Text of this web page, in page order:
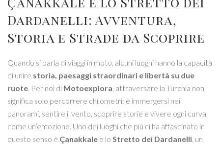
Dardanelli: Avventura,
Storia e Strade da Scoprire
Quando si parla di viaggi in moto, alcuni luoghi hanno la capacità
di unire storia, paesaggi straordinari e libertà su due
ruote. Per noi di Motoexplora, attraversare la Turchia non
significa solo percorrere chilometri: è immergersi nei
panorami, sentire il vento, scoprire storie e vivere ogni curva
come un’emozione. Uno dei luoghi che più ci ha affascinato in
questo senso è Çanakkale e lo Stretto dei Dardanelli, un